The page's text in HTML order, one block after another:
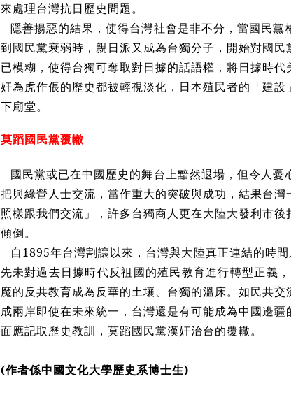
來處理台灣抗日歷史問題。
隱善揚惡的結果，使得台灣社會是非不分，當國民
到國民黨衰弱時，親日派又成為台獨分子，開始對國
已模糊，使得台獨可奪取對日據的話語權，將日據時
奸為虎作倀的歷史都被輕視淡化，日本殖民者的「建
下廟堂。
莫蹈國民黨覆轍
國民黨或已在中國歷史的舞台上黯然退場，但令人
把與綠營人士交流，當作重大的突破與成功，結果台
照樣跟我們交流」，許多台獨商人更在大陸大發利市
傾倒。
自1895年台灣割讓以來，台灣與大陸真正連結的時
先未對過去日據時代反祖國的殖民教育進行轉型正義
魔的反共教育成為反華的土壤、台獨的溫床。如民共
成兩岸即使在未來統一，台灣還是有可能成為中國邊
面應記取歷史教訓，莫蹈國民黨漢奸治台的覆轍。
(作者係中國文化大學歷史系博士生)